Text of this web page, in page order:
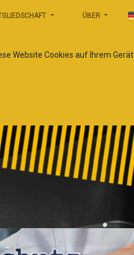
Website Cookies auf Ihrem
ÜBER